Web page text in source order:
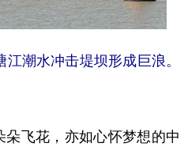
江潮水冲击堤坝形成巨浪。
飞花，亦如心怀梦想的中